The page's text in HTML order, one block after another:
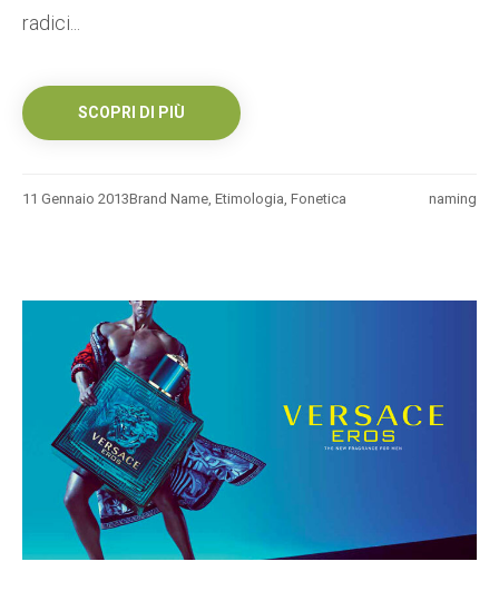
radici...
SCOPRI DI PIÙ
11 Gennaio 2013 naming
Brand Name, Etimologia, Fonetica